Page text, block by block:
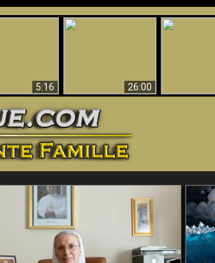
5:16
26:00